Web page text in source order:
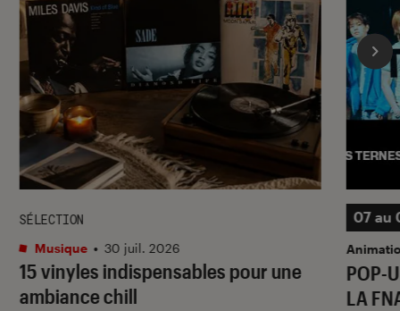
15 vinyles indispensables pour une
ambiance chill
SÉLECTION
Musique • 30 juil. 2026
POP-
LA
07 au